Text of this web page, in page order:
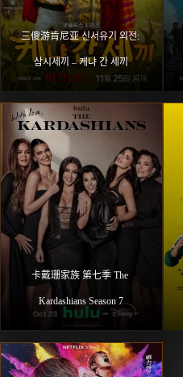
三傻游肯尼亚 신서유기 외전:
삼시세끼 – 케냐 간 세끼
卡戴珊家族 第七季 The
Kardashians Season 7